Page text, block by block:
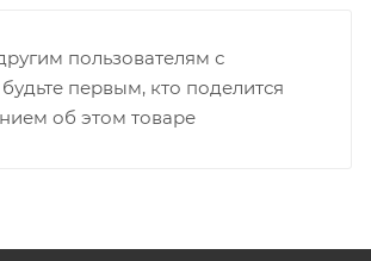
порядке.
обстоятельств,
пользователям с
первым, кто поделится
об этом товаре